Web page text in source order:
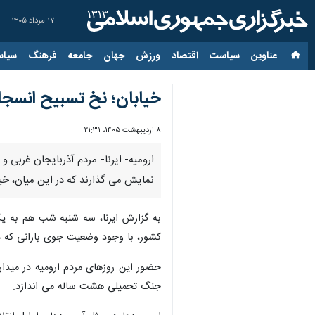
۱۷ مرداد ۱۴۰۵
عناوین‌ سیاست اقتصاد ورزش جهان جامعه فرهنگ
خیابان؛ نخ تسبیح
۸ اردیبهشت ۱۴۰۵، ۲۱:۳۱